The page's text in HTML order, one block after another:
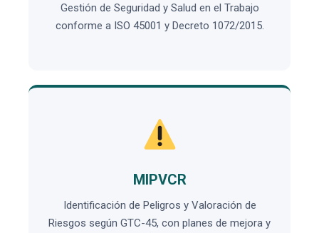
Gestión de Seguridad y Salud en el Trabajo
conforme a ISO 45001 y Decreto 1072/2015.
MIPVCR
Identificación de Peligros y Valoración de
Riesgos según GTC-45, con planes de mejora y